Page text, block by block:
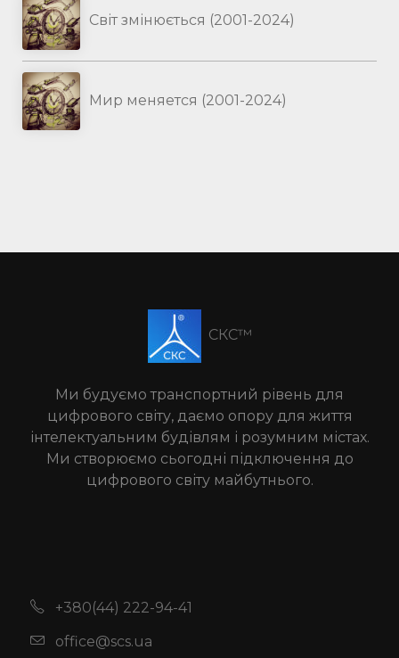
Світ змінюється (2001-2024)
Мир меняется (2001-2024)
СКС™
Ми будуємо транспортний рівень для
цифрового світу, даємо опору для життя
інтелектуальним будівлям і розумним містах.
Ми створюємо сьогодні підключення до
цифрового світу майбутнього.
+380(44) 222-94-41
office@scs.ua